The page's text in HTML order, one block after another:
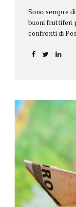
Sono sempre
buoni fruttiferi
confronti di